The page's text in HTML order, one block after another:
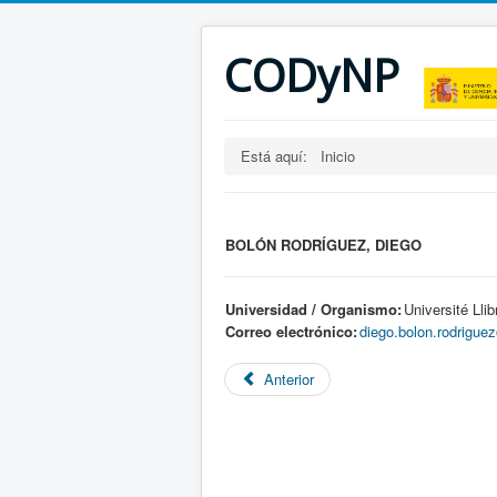
CODyNP
Está aquí: Inicio
BOLÓN RODRÍGUEZ, DIEGO
Universidad / Organismo:Université
Correo electrónico:
Anterior